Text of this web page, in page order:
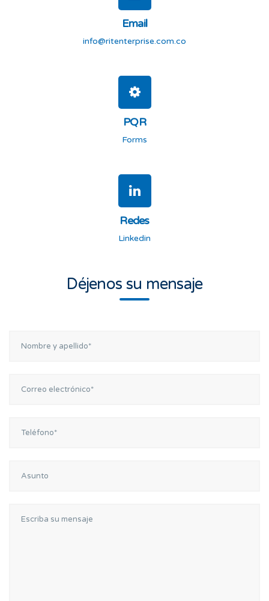
Email
info@ritenterprise.com.co
PQR
Forms
Redes
Linkedin
Déjenos su mensaje